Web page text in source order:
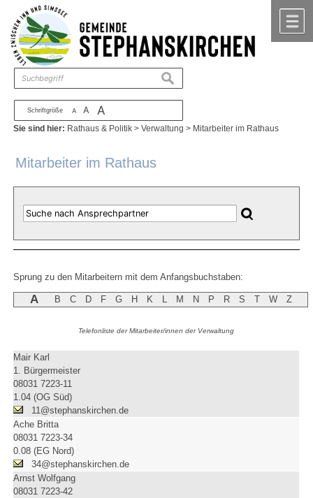
Zum Inhalt ,zur Navigation
Schriftgröße A A A
suchen
Sie sind hier: Rathaus & Politik >Verwaltung > Mitarbeiter im Rathaus
Mitarbeiter im Rathaus
Sprung zu den Mitarbeitern mit dem Anfangsbuchstaben:
A B C D F G H K L M N P R S T W Z
Telefonliste der Mitarbeiter/innen der Verwaltung
Mair Karl
1. Bürgermeister
08031 7223-11
1.04 (OG Süd)
11@stephanskirchen.de
Ache Britta
08031 7223-34
0.08 (EG Nord)
34@stephanskirchen.de
Arnst Wolfgang
08031 7223-42